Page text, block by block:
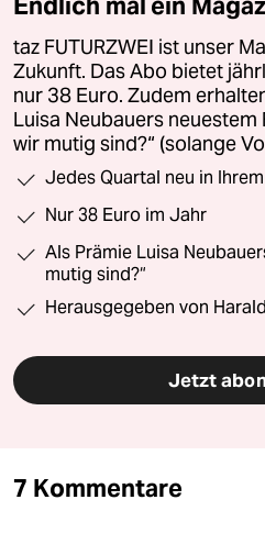
taz FUTURZWEI ist unser
Zukunft. Das Abo bietet
nur 38 Euro. Zudem
Luisa Neubauers neuestem
wir mutig sind?“ (solange
Jedes Quartal neu in
Nur 38 Euro im Jahr
Als Prämie Luisa
mutig sind?“
Herausgegeben von
Jetzt
7 Kommentare